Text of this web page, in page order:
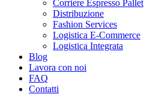
Corriere Espresso Pallet
Distribuzione
Fashion Services
Logistica E-Commerce
Logistica Integrata
Blog
Lavora con noi
FAQ
Contatti